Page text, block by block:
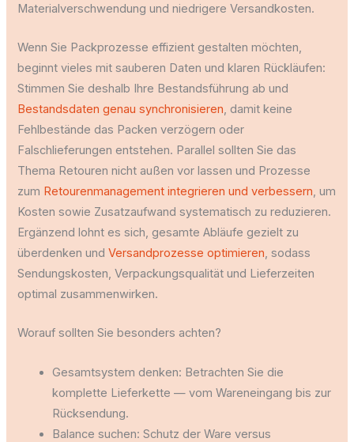
Materialverschwendung und niedrigere Versandkosten.
Wenn Sie Packprozesse effizient gestalten möchten,
beginnt vieles mit sauberen Daten und klaren Rückläufen:
Stimmen Sie deshalb Ihre Bestandsführung ab und
Bestandsdaten genau synchronisieren, damit keine
Fehlbestände das Packen verzögern oder
Falschlieferungen entstehen. Parallel sollten Sie das
Thema Retouren nicht außen vor lassen und Prozesse
zum Retourenmanagement integrieren und verbessern, um
Kosten sowie Zusatzaufwand systematisch zu reduzieren.
Ergänzend lohnt es sich, gesamte Abläufe gezielt zu
überdenken undVersandprozesse optimieren, sodass
Sendungskosten, Verpackungsqualität und Lieferzeiten
optimal zusammenwirken.
Worauf sollten Sie besonders achten?
Gesamtsystem denken: Betrachten Sie die
komplette Lieferkette — vom Wareneingang bis zur
Rücksendung.
Balance suchen: Schutz der Ware versus